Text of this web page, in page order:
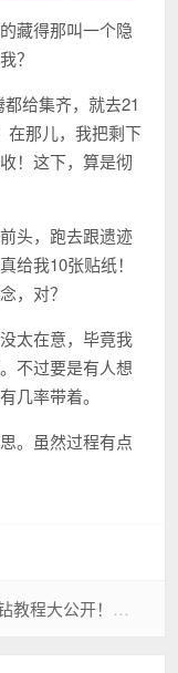
藏得那叫一个隐
？
给集齐，就去21
在那儿，我把剩下
！这下，算是彻
头，跑去跟遗迹
给我10张贴纸！
，对？
太在意，毕竟我
不过要是有人想
几率带着。
。虽然过程有点
联通卡刷钻教程大公开！新手也能轻松学会！